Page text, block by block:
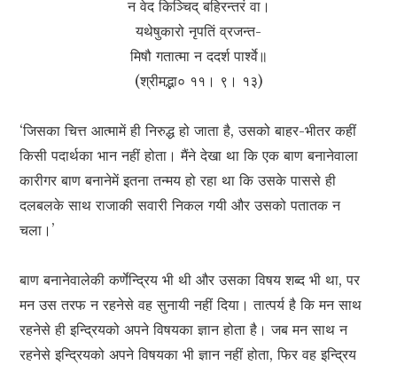
न वेद किञ्चिद् बहिरन्तरं वा।
यथेषुकारो नृपतिं व्रजन्त-
मिषौ गतात्मा न ददर्श पार्श्वे॥
(श्रीमद्भा० ११। ९। १३)
‘जिसका चित्त आत्मामें ही निरुद्ध हो जाता है, उसको बाहर-भीतर कहीं
किसी पदार्थका भान नहीं होता। मैंने देखा था कि एक बाण बनानेवाला
कारीगर बाण बनानेमें इतना तन्मय हो रहा था कि उसके पाससे ही
दलबलके साथ राजाकी सवारी निकल गयी और उसको पतातक न
चला।’
बाण बनानेवालेकी कर्णेन्द्रिय भी थी और उसका विषय शब्द भी था, पर
मन उस तरफ न रहनेसे वह सुनायी नहीं दिया। तात्पर्य है कि मन साथ
रहनेसे ही इन्द्रियको अपने विषयका ज्ञान होता है। जब मन साथ न
रहनेसे इन्द्रियको अपने विषयका भी ज्ञान नहीं होता, फिर वह इन्द्रिय